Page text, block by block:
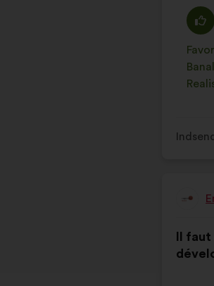
Enig
:
Dette
er
som:
:gang
Banal
:gang
:gang
Forslag
Il